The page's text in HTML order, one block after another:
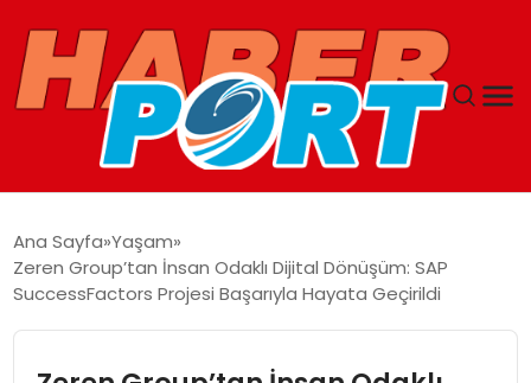
GUNCEL
Ana Sayfa Yaşam
Zeren Group’tan İnsan Odaklı Dijital Dönüşüm: SAP
SuccessFactors Projesi Başarıyla Hayata Geçirildi